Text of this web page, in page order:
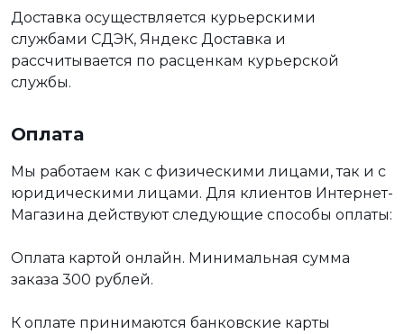
Доставка осуществляется курьерскими
службами СДЭК, Яндекс Доставка и
рассчитывается по расценкам курьерской
службы.
Оплата
Мы работаем как с физическими лицами, так и с
юридическими лицами. Для клиентов Интернет-
Магазина действуют следующие способы оплаты:
Оплата картой онлайн. Минимальная сумма
заказа 300 рублей.
К оплате принимаются банковские карты